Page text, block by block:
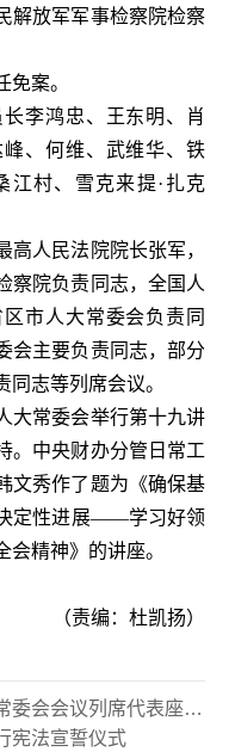
解放军军事检察院检察
案。
李鸿忠、王东明、肖
、何维、武维华、铁
江村、雪克来提·扎克
人民法院院长张军，
察院负责同志，全国人
市人大常委会负责同
会主要负责同志，部分
志等列席会议。
常委会举行第十九讲
。中央财办分管日常工
文秀作了题为《确保基
定性进展——学习好领
精神》的讲座。
（责编：杜凯扬）
习贯彻党的二十届四中全会精神 认真履行代表法定职责
宪法宣誓仪式